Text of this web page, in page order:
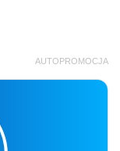
AUTOPROMOCJA